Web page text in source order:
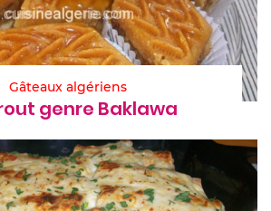
Gâteaux algériens
genre Baklawa